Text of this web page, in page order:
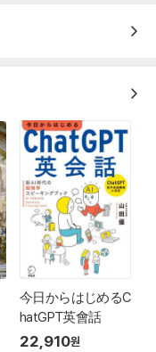
今日からはじめるC
hatGPT英會話
22,910원